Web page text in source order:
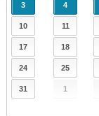
3 4
10 11
17 18
24 25
31 1